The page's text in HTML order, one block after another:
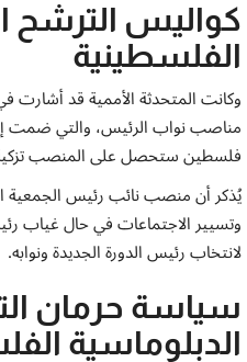
كواليس الترشح
الفلسطينية
وكانت المتحدثة الأممية قد
مناصب نواب الرئيس، والتي ضمت إلى
فلسطين ستحصل على المنصب
وتسيير الاجتماعات في حال غياب
لانتخاب رئيس الدورة الجديدة ونوابه.
سياسة حرمان
الدبلوماسية